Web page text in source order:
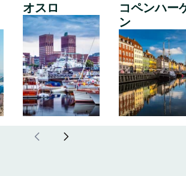
オスロ
コペンハー
ン